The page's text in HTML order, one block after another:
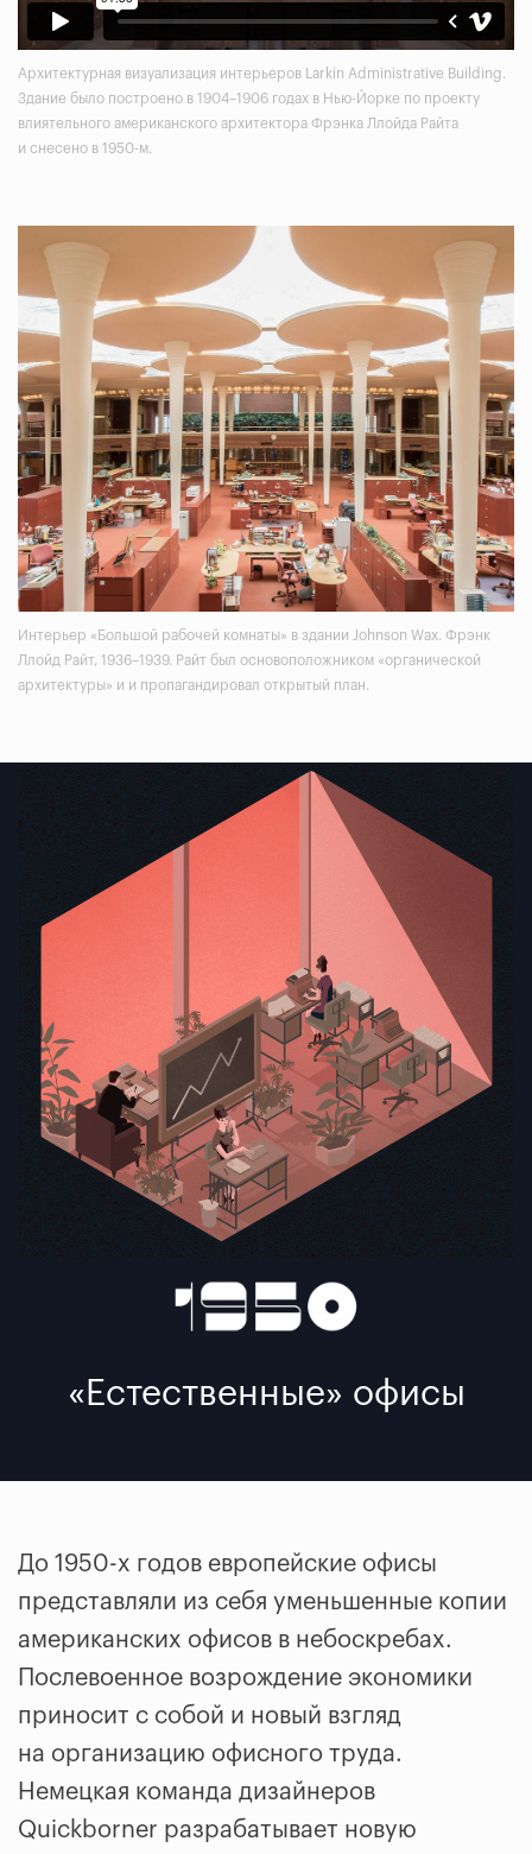
Архитектурная визуализация интерьеров Larkin Administrative Building.
Здание было построено в 1904–1906 годах в Нью-Йорке по проекту
влиятельного американского архитектора Фрэнка Ллойда Райта
и снесено в 1950-м.
Интерьер «Большой рабочей комнаты» в здании Johnson Wax. Фрэнк
Ллойд Райт, 1936–1939. Райт был основоположником «органической
архитектуры» и и пропагандировал открытый план.
«Естественные» офисы
До 1950-х годов европейские офисы
представляли из себя уменьшенные копии
американских офисов в небоскребах.
Послевоенное возрождение экономики
приносит с собой и новый взгляд
на организацию офисного труда.
Немецкая команда дизайнеров
Quickborner разрабатывает новую